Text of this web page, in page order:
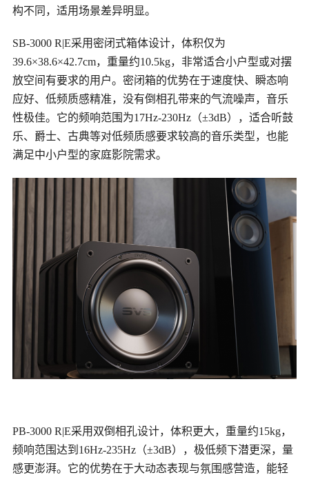
构不同，适用场景差异明显。
SB-3000 R|E采用密闭式箱体设计，体积仅为
39.6×38.6×42.7cm，重量约10.5kg，非常适合小户型或对摆
放空间有要求的用户。密闭箱的优势在于速度快、瞬态响
应好、低频质感精准，没有倒相孔带来的气流噪声，音乐
性极佳。它的频响范围为17Hz-230Hz（±3dB），适合听鼓
乐、爵士、古典等对低频质感要求较高的音乐类型，也能
满足中小户型的家庭影院需求。
PB-3000 R|E采用双倒相孔设计，体积更大，重量约15kg，
频响范围达到16Hz-235Hz（±3dB），极低频下潜更深，量
感更澎湃。它的优势在于大动态表现与氛围感营造，能轻